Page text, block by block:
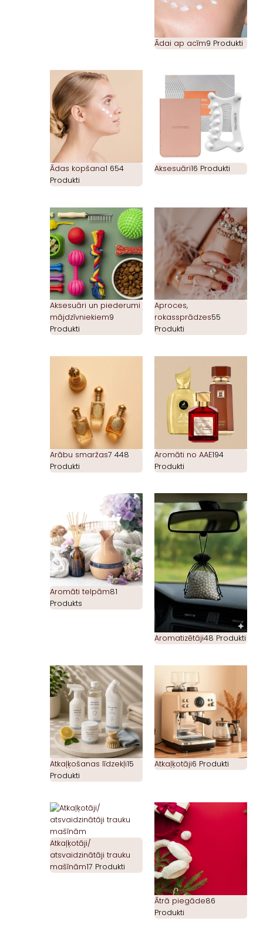
Ādai ap acīm9 Produkti
Ādas kopšana1 654
Produkti
Aksesuāri16 Produkti
Aksesuāri un piederumi
mājdzīvniekiem9
Produkti
Aproces,
rokassprādzes55
Produkti
Arābu smaržas7 448
Produkti
Aromāti no AAE194
Produkti
Aromāti telpām81
Produkts
Aromatizētāji48 Produkti
Atkaļķošanas līdzekļi15
Produkti
Atkaļķotāji6 Produkti
Atkaļķotāji/
atsvaidzinātāji trauku
mašīnām17 Produkti
Ātrā piegāde86
Produkti